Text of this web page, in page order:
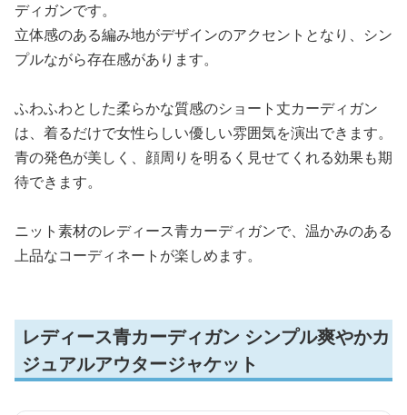
ディガンです。
立体感のある編み地がデザインのアクセントとなり、シン
プルながら存在感があります。
ふわふわとした柔らかな質感のショート丈カーディガン
は、着るだけで女性らしい優しい雰囲気を演出できます。
青の発色が美しく、顔周りを明るく見せてくれる効果も期
待できます。
ニット素材のレディース青カーディガンで、温かみのある
上品なコーディネートが楽しめます。
レディース青カーディガン シンプル爽やかカ
ジュアルアウタージャケット